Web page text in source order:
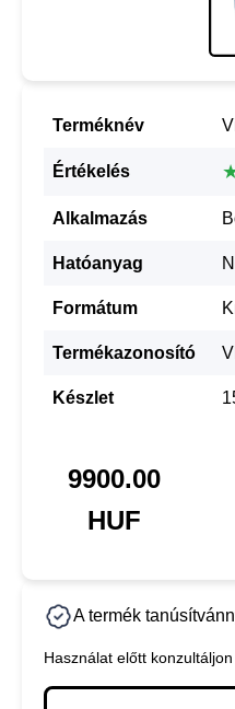
Terméknév
Értékelés
Alkalmazás
Hatóanyag
Formátum
Termékazonosító
Készlet
9900.00
HUF
A termék
Használat előtt